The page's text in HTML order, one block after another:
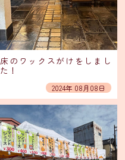
床のワックスがけをしまし
た！
2024年 08月08日